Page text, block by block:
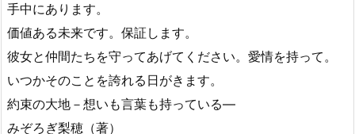
手中にあります。
価値ある未来です。保証します。
彼女と仲間たちを守ってあげてください。愛情を持って。
いつかそのことを誇れる日がきます。
約束の大地－想いも言葉も持っている―
みぞろぎ梨穂（著）